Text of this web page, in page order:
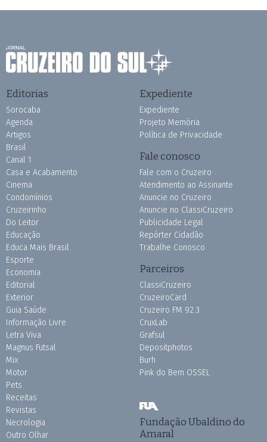
Editorias
Sorocaba
Agenda
Artigos
Brasil
Canal 1
Casa e Acabamento
Cinema
Condomínios
Cruzeirinho
Do Leitor
Educação
Educa Mais Brasil
Esporte
Economia
Editorial
Exterior
Guia Saúde
Informação Livre
Letra Viva
Magnus Futsal
Mix
Motor
Pets
Receitas
Revistas
Necrologia
Outro Olhar
Expediente
Expediente
Projeto Memória
Política de Privacidade
Fale conosco
Fale com o Cruzeiro
Atendimento ao Assinante
Anuncie no Cruzeiro
Anuncie no ClassiCruzeiro
Publicidade Legal
Repórter Cidadão
Trabalhe Conosco
Parceiros
ClassiCruzeiro
CruzeiroCard
Cruzeiro FM 92.3
CruxLab
Grafsul
Depositphotos
Burh
Pink do Bem OSSEL
Fundação Ubaldino do
Amaral